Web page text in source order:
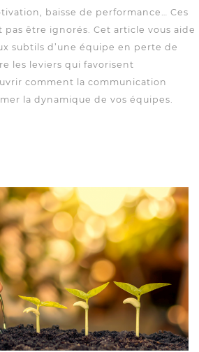
baisse de performance… Ces
être ignorés. Cet article vous aide
subtils d’une équipe en perte de
les leviers qui favorisent
comment la communication
la dynamique de vos équipes.